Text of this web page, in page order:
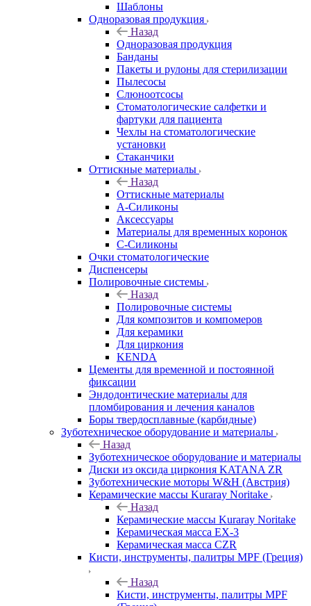
Шаблоны
Одноразовая продукция
Назад
Одноразовая продукция
Банданы
Пакеты и рулоны для стерилизации
Пылесосы
Слюноотсосы
Стоматологические салфетки и
фартуки для пациента
Чехлы на стоматологические
установки
Стаканчики
Оттискные материалы
Назад
Оттискные материалы
А-Силиконы
Аксессуары
Материалы для временных коронок
С-Силиконы
Очки стоматологические
Диспенсеры
Полировочные системы
Назад
Полировочные системы
Для композитов и компомеров
Для керамики
Для циркония
KENDA
Цементы для временной и постоянной
фиксации
Эндодонтические материалы для
пломбирования и лечения каналов
Боры твердосплавные (карбидные)
Зуботехническое оборудование и материалы
Назад
Зуботехническое оборудование и материалы
Диски из оксида циркония KATANA ZR
Зуботехнические моторы W&H (Австрия)
Керамические массы Kuraray Noritake
Назад
Керамические массы Kuraray Noritake
Керамическая масса EX-3
Керамическая масса CZR
Кисти, инструменты, палитры MPF (Греция)
Назад
Кисти, инструменты, палитры MPF